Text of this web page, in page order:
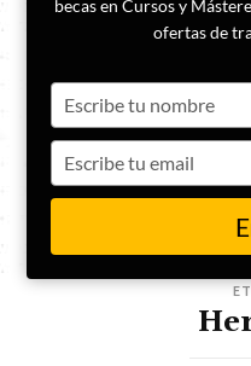
becas en Cursos y
ofertas de
your
name
your
email